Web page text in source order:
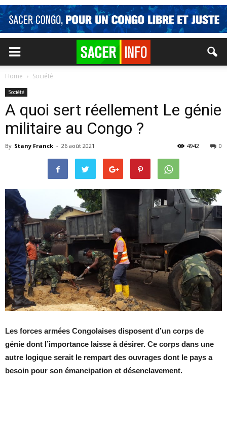
Home Société
Société
A quoi sert réellement Le génie
militaire au Congo ?
By Stany Franck - 26 août 2021 0
4942
Les forces armées Congolaises disposent d’un corps de
génie dont l’importance laisse à désirer. Ce corps dans une
autre logique serait le rempart des ouvrages dont le pays a
besoin pour son émancipation et désenclavement.